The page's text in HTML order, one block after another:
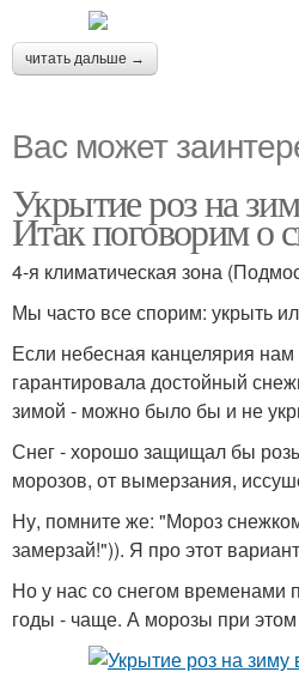
читать дальше →
Вас может
Укрытие роз на
Итак поговорим о
4-я климатическая зона
Мы часто все спорим: укрыть
Если небесная канцелярия
гарантировала достойный
зимой - можно было бы и не
Снег - хорошо защищал бы
морозов, от вымерзания,
Ну, помните же: "Мороз
замерзай!")). Я про этот
Но у нас со снегом временами
годы - чаще. А морозы при